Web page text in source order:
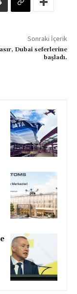
Sonraki İçerik
Dubai seferlerine
başladı.